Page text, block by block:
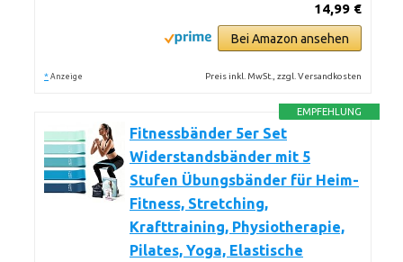
14,99 €
Bei Amazon ansehen
* Anzeige Preis inkl. MwSt., zzgl. Versandkosten
EMPFEHLUNG
Fitnessbänder 5er Set
Widerstandsbänder mit 5
Stufen Übungsbänder für Heim-
Fitness, Stretching,
Krafttraining, Physiotherapie,
Pilates, Yoga, Elastische